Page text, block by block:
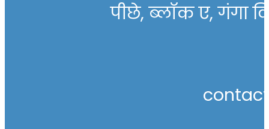
पीछे, ब्लॉक ए, गंगा